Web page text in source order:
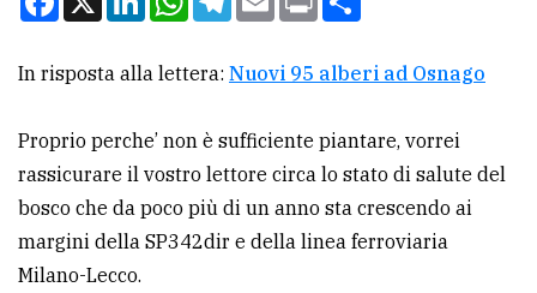
la
pubblicità
CERCA
Cerca
In risposta alla lettera: Nuovi 95 alberi ad Osnago
Proprio perche’ non è sufficiente piantare, vorrei
rassicurare il vostro lettore circa lo stato di salute del
bosco che da poco più di un anno sta crescendo ai
margini della SP342dir e della linea ferroviaria
Milano-Lecco.